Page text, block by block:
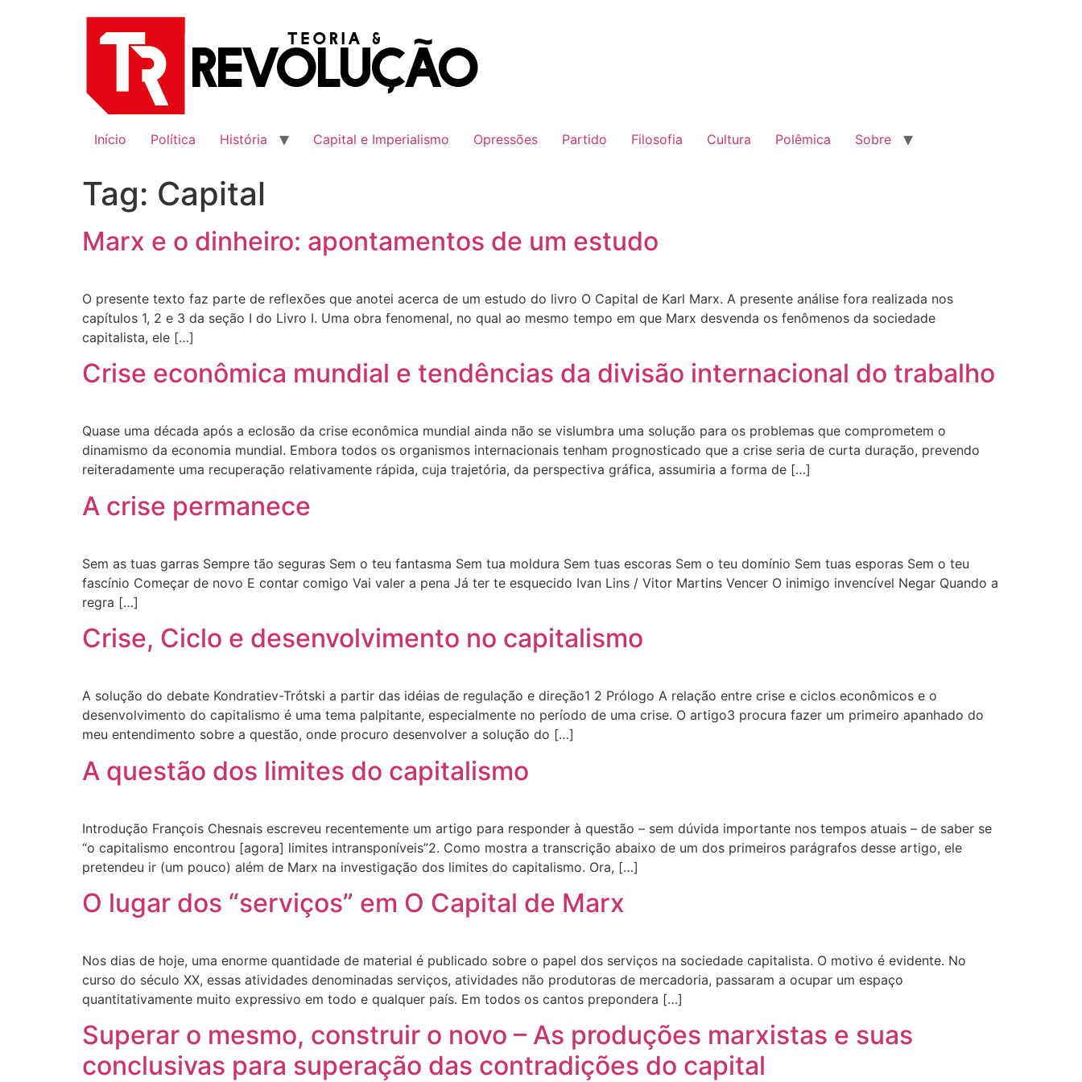
Início Política História Capital e Imperialismo Opressões Partido Filosofia Cultura Polêmica Sobre
Tag: Capital
Marx e o dinheiro: apontamentos de um estudo
O presente texto faz parte de reflexões que anotei acerca de um estudo do livro O Capital de Karl Marx. A presente análise fora realizada nos
capítulos 1, 2 e 3 da seção I do Livro I. Uma obra fenomenal, no qual ao mesmo tempo em que Marx desvenda os fenômenos da sociedade
capitalista, ele […]
Crise econômica mundial e tendências da divisão internacional do trabalho
Quase uma década após a eclosão da crise econômica mundial ainda não se vislumbra uma solução para os problemas que comprometem o
dinamismo da economia mundial. Embora todos os organismos internacionais tenham prognosticado que a crise seria de curta duração, prevendo
reiteradamente uma recuperação relativamente rápida, cuja trajetória, da perspectiva gráfica, assumiria a forma de […]
A crise permanece
Sem as tuas garras Sempre tão seguras Sem o teu fantasma Sem tua moldura Sem tuas escoras Sem o teu domínio Sem tuas esporas Sem o teu
fascínio Começar de novo E contar comigo Vai valer a pena Já ter te esquecido Ivan Lins / Vitor Martins Vencer O inimigo invencível Negar Quando a
regra […]
Crise, Ciclo e desenvolvimento no capitalismo
A solução do debate Kondratiev-Trótski a partir das idéias de regulação e direção1 2 Prólogo A relação entre crise e ciclos econômicos e o
desenvolvimento do capitalismo é uma tema palpitante, especialmente no período de uma crise. O artigo3 procura fazer um primeiro apanhado do
meu entendimento sobre a questão, onde procuro desenvolver a solução do […]
A questão dos limites do capitalismo
Introdução François Chesnais escreveu recentemente um artigo para responder à questão – sem dúvida importante nos tempos atuais – de saber se
“o capitalismo encontrou [agora] limites intransponíveis”2. Como mostra a transcrição abaixo de um dos primeiros parágrafos desse artigo, ele
pretendeu ir (um pouco) além de Marx na investigação dos limites do capitalismo. Ora, […]
O lugar dos “serviços” em O Capital de Marx
Nos dias de hoje, uma enorme quantidade de material é publicado sobre o papel dos serviços na sociedade capitalista. O motivo é evidente. No
curso do século XX, essas atividades denominadas serviços, atividades não produtoras de mercadoria, passaram a ocupar um espaço
quantitativamente muito expressivo em todo e qualquer país. Em todos os cantos prepondera […]
Superar o mesmo, construir o novo – As produções marxistas e suas
conclusivas para superação das contradições do capital